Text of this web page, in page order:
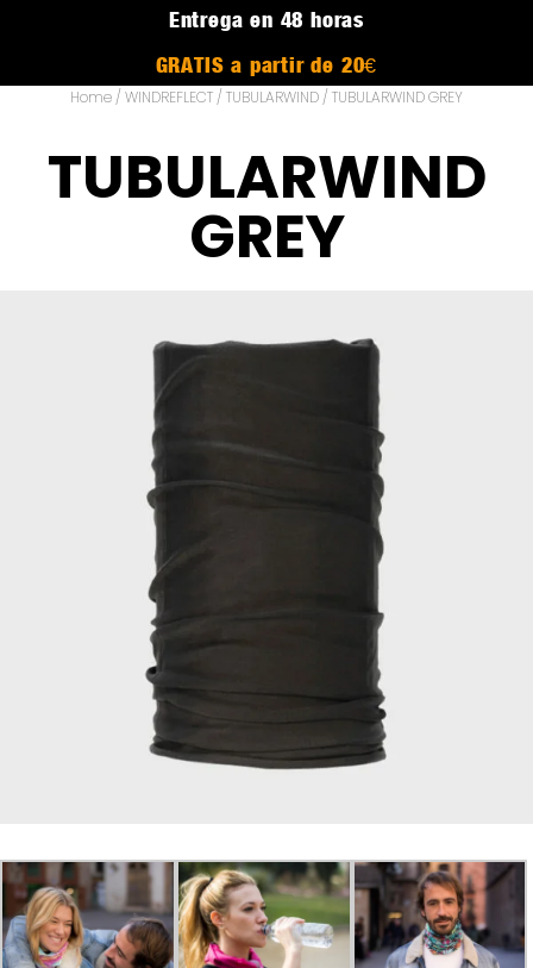
Entrega en 48 horas
GRATIS a partir de 20€
Home / WINDREFLECT / TUBULARWIND / TUBULARWIND GREY
TUBULARWIND
GREY